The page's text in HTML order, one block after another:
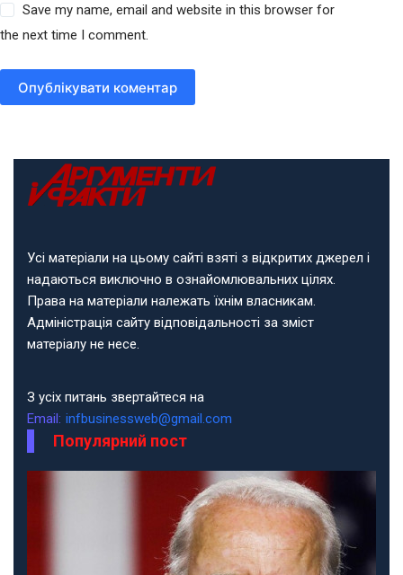
Save my name, email and website in this browser for
the next time I comment.
Опублікувати коментар
Усі матеріали на цьому сайті взяті з відкритих джерел і
надаються виключно в ознайомлювальних цілях.
Права на матеріали належать їхнім власникам.
Адміністрація сайту відповідальності за зміст
матеріалу не несе.
З усіх питань звертайтеся на
Email: infbusinessweb@gmail.com
Популярний пост